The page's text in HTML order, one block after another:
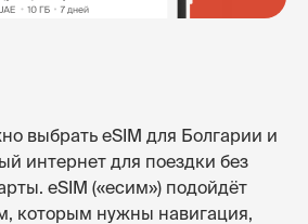
выбрать eSIM для Болгарии и
интернет для поездки без
eSIM («есим») подойдёт
которым нужны навигация,